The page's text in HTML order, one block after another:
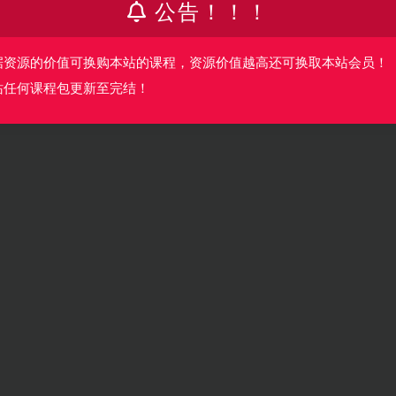
公告！！！
资源的价值可换购本站的课程，资源价值越高还可换取本站会员！
任何课程包更新至完结！